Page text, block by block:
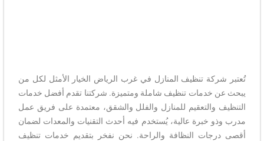
تُعتبر شركة تنظيف المنازل في غرب الرياض الخيار الأمثل لكل من
يبحث عن خدمات تنظيف شاملة ومتميزة. شركتنا تقدم أفضل خدمات
التنظيف والتعقيم للمنازل والفلل والشقق، معتمدة على فريق عمل
مدرب وذو خبرة عالية، يُستخدم فيه أحدث التقنيات والمعدات لضمان
أقصى درجات النظافة والراحة. نحن نفخر بتقديم خدمات تنظيف